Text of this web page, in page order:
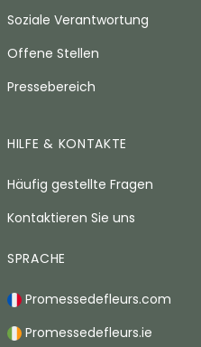
Soziale Verantwortung
Offene Stellen
Pressebereich
HILFE & KONTAKTE
Häufig gestellte Fragen
Kontaktieren Sie uns
SPRACHE
Promessedefleurs.com
Promessedefleurs.ie